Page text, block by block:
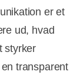
er et
ud, hvad
styrker
transparent